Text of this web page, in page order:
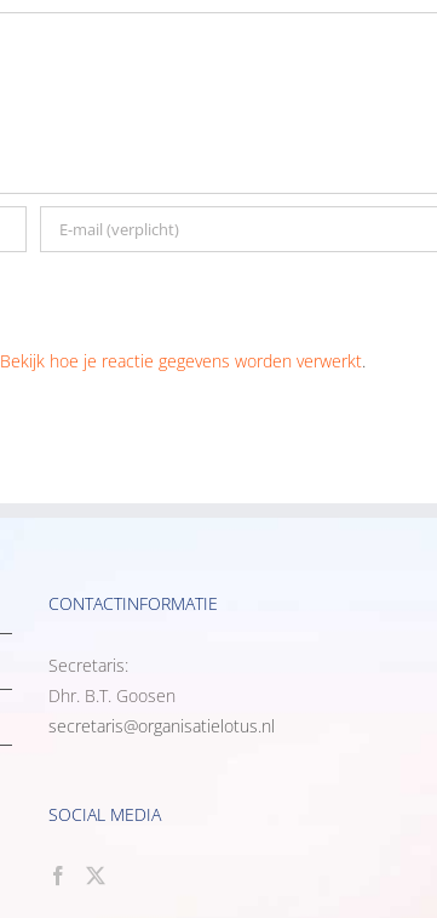
Bekijk hoe je reactie gegevens worden verwerkt.
CONTACTINFORMATIE
Secretaris:
Dhr. B.T. Goosen
secretaris@organisatielotus.nl
SOCIAL MEDIA